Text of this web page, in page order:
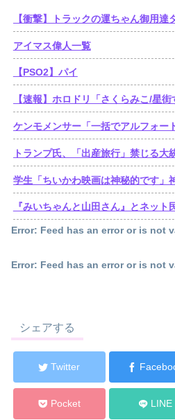
アイマス偉人一覧
【PSO2】パイ
『みいちゃんと山田さん』とネット
Error: Feed has an error or is not
Error: Feed has an error or is not
シェアする
Twitter
Pocket LINE